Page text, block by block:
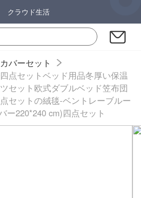
クラウド生活
バーセット
点セットベッド用品冬厚い保温
セット欧式ダブルベッド笠布団
セットの絨毯-ベントレーブルー
ー220*240 cm)四点セット